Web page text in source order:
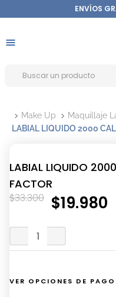
ENVÍOS
Make Up Maquillaje
LABIAL LIQUIDO 2000
LABIAL LIQUIDO
FACTOR
$33.300 $19.980
VER OPCIONES DE PAGO